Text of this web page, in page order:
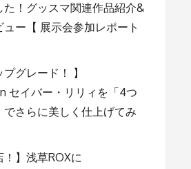
た！グッスマ関連作品紹介&
ー【 展示会参加レポート
プグレード！ 】
セイバー・リリィを「4つ
でさらに美しく仕上げてみ
！】浅草ROXに